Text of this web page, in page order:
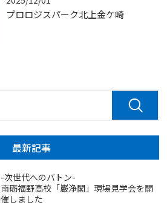
プロロジスパーク北上金ケ崎
最新記事
-次世代へのバトン-
南砺福野高校「巌浄閣」現場見学会を開
催しました